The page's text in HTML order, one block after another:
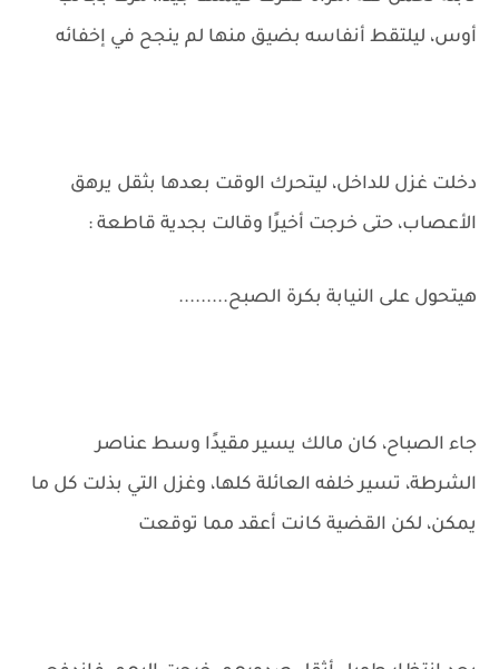
أوس، ليلتقط أنفاسه بضيق منها لم ينجح في إخفائه
دخلت غزل للداخل، ليتحرك الوقت بعدها بثقل يرهق
الأعصاب، حتى خرجت أخيرًا وقالت بجدية قاطعة :
هيتحول على النيابة بكرة الصبح.........
جاء الصباح، كان مالك يسير مقيدًا وسط عناصر
الشرطة، تسير خلفه العائلة كلها، وغزل التي بذلت كل ما
يمكن، لكن القضية كانت أعقد مما توقعت